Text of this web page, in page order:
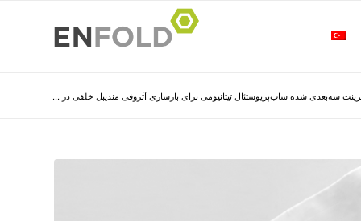
سه‌بعدی شده ساب‌پریوستئال تیتانیومی برای بازساری آتروفی مندیبل خلفی در ...